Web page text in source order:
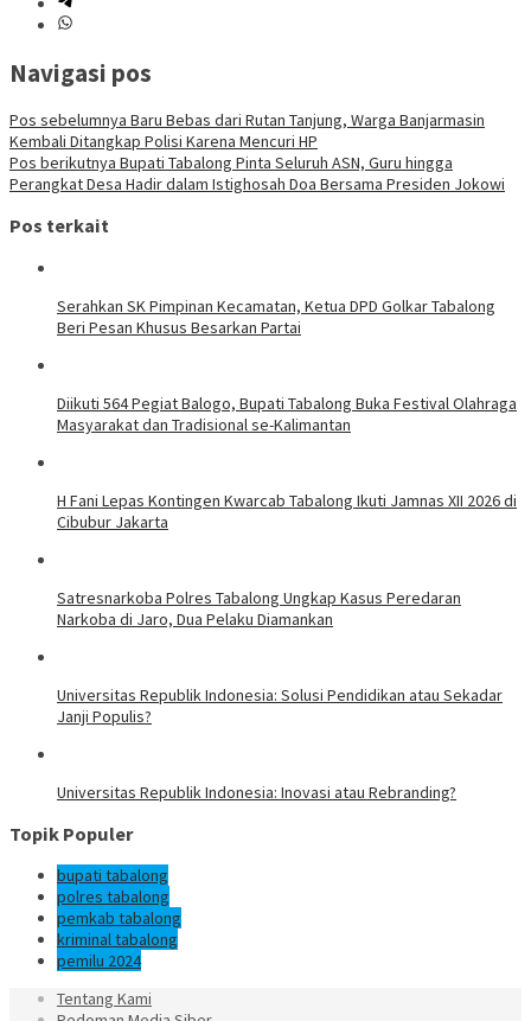
Navigasi pos
Pos sebelumnya Baru Bebas dari Rutan Tanjung, Warga Banjarmasin
Kembali Ditangkap Polisi Karena Mencuri HP
Pos berikutnya Bupati Tabalong Pinta Seluruh ASN, Guru hingga
Perangkat Desa Hadir dalam Istighosah Doa Bersama Presiden Jokowi
Pos terkait
Serahkan SK Pimpinan Kecamatan, Ketua DPD Golkar Tabalong
Beri Pesan Khusus Besarkan Partai
Diikuti 564 Pegiat Balogo, Bupati Tabalong Buka Festival Olahraga
Masyarakat dan Tradisional se-Kalimantan
H Fani Lepas Kontingen Kwarcab Tabalong Ikuti Jamnas XII 2026 di
Cibubur Jakarta
Satresnarkoba Polres Tabalong Ungkap Kasus Peredaran
Narkoba di Jaro, Dua Pelaku Diamankan
Universitas Republik Indonesia: Solusi Pendidikan atau Sekadar
Janji Populis?
Universitas Republik Indonesia: Inovasi atau Rebranding?
Topik Populer
bupati tabalong
polres tabalong
pemkab tabalong
kriminal tabalong
pemilu 2024
Tentang Kami